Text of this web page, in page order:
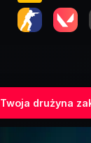
Twoja drużyna